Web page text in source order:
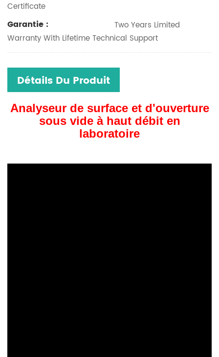
Certificate
Garantie :
Two Years Limited
Warranty With Lifetime Technical Support
Détails Du Produit
Analyseur de surface et d'ouverture
sous vide à haut débit en
laboratoire